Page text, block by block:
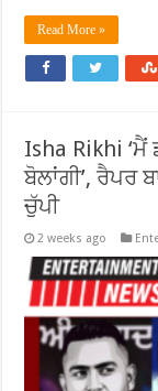
Read More »
Isha Rikhi
ਬੋਲਾਂਗੀ’, ਰੈਪਰ
ਚੁੱਪੀ
2 weeks ago